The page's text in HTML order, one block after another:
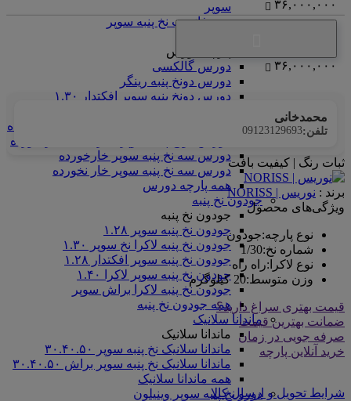
سوپر
همه فانریپ نخ پنبه سوپر
پارچه دورس
دورس گالکسی
دورس دونخ پنبه رینگر
دورس دونخ پنبه سوپر افکتدار ۱.۳۰
دورس سه نخ پنبه سوپر خارخورده
دورس سه نخ پنبه سوپر خار نخورده
همه پارچه دورس
جودون نخ پنبه
جودون نخ پنبه
جودون نخ پنبه سوپر ۱.۲۸
جودون نخ پنبه لاکرا نخ سوپر ۱.۳۰
جودون نخ پنبه سوپر افکتدار ۱.۲۸
جودون نخ پنبه سوپر لاکرا ۱.۴۰
جودون نخ پنبه لاکرا براش سوپر
همه جودون نخ پنبه
ماندانا سلانیک
ماندانا سلانیک
ماندانا سلانیک نخ پنبه سوپر ۳۰.۴۰.۵۰
ماندانا سلانیک نخ پنبه سوپر براش ۳۰.۴۰.۵۰
همه ماندانا سلانیک
دورو نخ پنبه سوپر وینیلون
۳۶,۰۰۰,۰۰۰
۳۶,۰۰۰,۰۰۰
محمدخانی
تلفن:09123129693
ثبات رنگ | کیفیت بافت
برند : نوریس | NORISS
ویژگی‌های محصول
نوع پارچه:جودون
شماره نخ:
1/30
نوع لاکرا :راه راه
وزن متوسط:20 کیلوگرم
قیمت بهتری سراغ دارید؟
ضمانت بهترین قیمت
صرفه جویی در زمان
خرید آنلاین پارچه
شرایط تحویل و ارسال کالا